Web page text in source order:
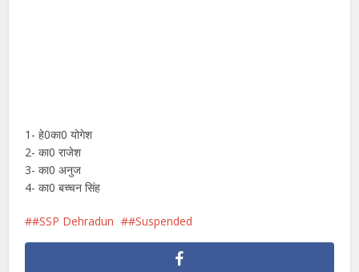
1- हे0का0 योगेश
2- का0 राजेश
3- का0 अनुज
4- का0 बच्चन सिंह
#SSP Dehradun #Suspended